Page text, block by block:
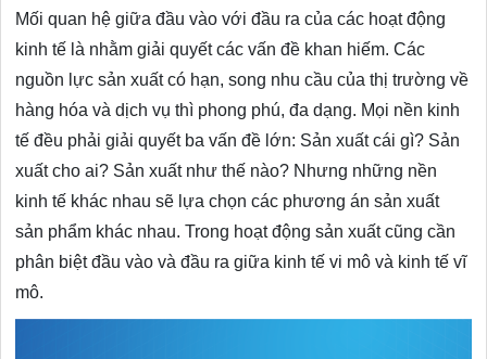
Mối quan hệ giữa đầu vào với đầu ra của các hoạt động
kinh tế là nhằm giải quyết các vấn đề khan hiếm. Các
nguồn lực sản xuất có hạn, song nhu cầu của thị trường về
hàng hóa và dịch vụ thì phong phú, đa dạng. Mọi nền kinh
tế đều phải giải quyết ba vấn đề lớn: Sản xuất cái gì? Sản
xuất cho ai? Sản xuất như thế nào? Nhưng những nền
kinh tế khác nhau sẽ lựa chọn các phương án sản xuất
sản phẩm khác nhau. Trong hoạt động sản xuất cũng cần
phân biệt đầu vào và đầu ra giữa kinh tế vi mô và kinh tế vĩ
mô.